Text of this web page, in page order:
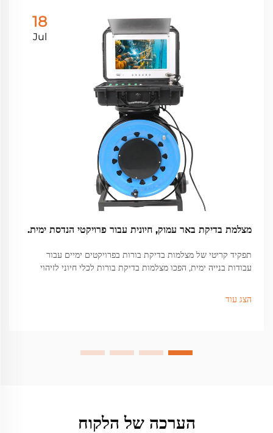
18
Jul
מצלמת בדיקת באר עמוק, חיונית עבור פרויקטי הנדסת ימית.
תפקיד קריטי של מצלמות בדיקת בורות בפרויקטים ימיים עבור
עבודות בנייה ימית, הפכו מצלמות בדיקת בורות לכלי חיוני לזיהוי
הצג עוד
הערכה של הלקוח